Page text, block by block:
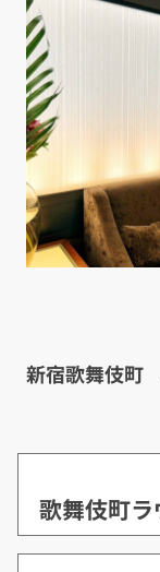
新宿歌舞伎町
歌舞伎町